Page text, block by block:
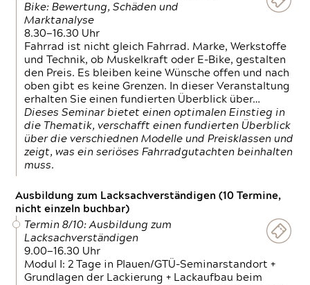
Bike: Bewertung, Schäden und
Marktanalyse
8.30—16.30 Uhr
Fahrrad ist nicht gleich Fahrrad. Marke, Werkstoffe
und Technik, ob Muskelkraft oder E-Bike, gestalten
den Preis. Es bleiben keine Wünsche offen und nach
oben gibt es keine Grenzen. In dieser Veranstaltung
erhalten Sie einen fundierten Überblick über…
Dieses Seminar bietet einen optimalen Einstieg in
die Thematik, verschafft einen fundierten Überblick
über die verschiednen Modelle und Preisklassen und
zeigt, was ein seriöses Fahrradgutachten beinhalten
muss.
Ausbildung zum Lacksachverständigen (10 Termine,
nicht einzeln buchbar)
Termin 8/10: Ausbildung zum
Lacksachverständigen
9.00—16.30 Uhr
Modul I: 2 Tage in Plauen/GTÜ-Seminarstandort +
Grundlagen der Lackierung + Lackaufbau beim